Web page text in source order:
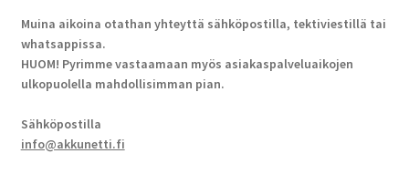
Muina aikoina otathan yhteyttä sähköpostilla, tektiviestillä tai
whatsappissa.
HUOM! Pyrimme vastaamaan myös asiakaspalveluaikojen
ulkopuolella mahdollisimman pian.
Sähköpostilla
info@akkunetti.fi